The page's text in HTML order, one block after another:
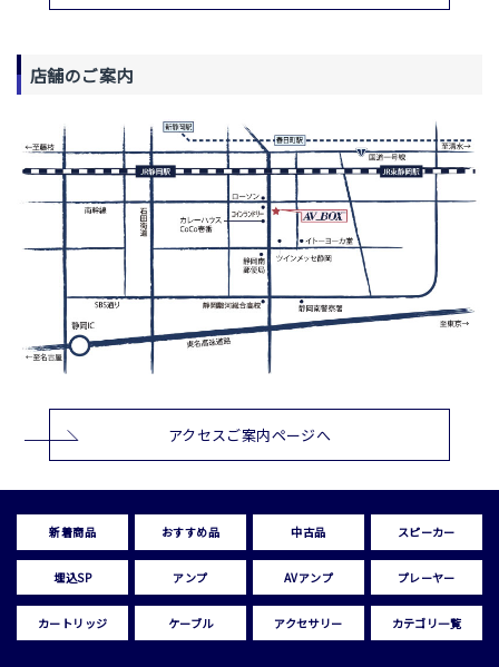
店舗のご案内
アクセスご案内ページへ
新着商品 おすすめ品 中古品 スピーカー
埋込SP アンプ AVアンプ プレーヤー
カートリッジ ケーブル アクセサリー カテゴリ一覧